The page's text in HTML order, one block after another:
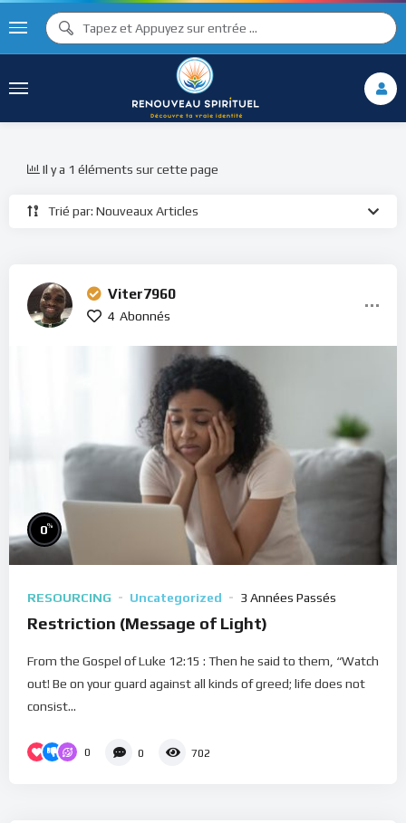
Trié par: Nouveaux Articles
Il y a 1 éléments sur cette page
Viter7960
4 Abonnés
0%
RESOURCING Uncategorized 3 Années Passés
Restriction (Message of Light)
From the Gospel of Luke 12:15 : Then he said to them, “Watch
out! Be on your guard against all kinds of greed; life does not
consist...
0 0 702